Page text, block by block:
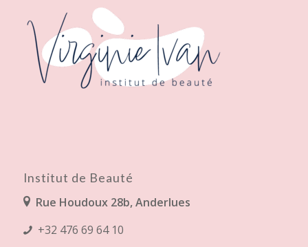
Institut de Beauté
Rue Houdoux 28b, Anderlues
+32 476 69 64 10